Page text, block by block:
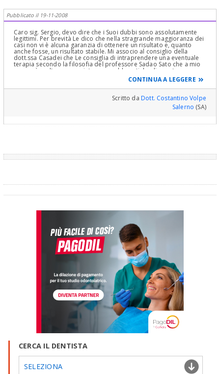
Pubblicato il 19-11-2008
Caro sig. Sergio, devo dire che i Suoi dubbi sono assolutamente
legittimi. Per brevità Le dico che nella stragrande maggioranza dei
casi non vi è alcuna garanzia di ottenere un risultato e, quanto
anche fosse, un risultato stabile. Mi associo al consiglio della
dott.ssa Casadei che Le consiglia di intraprendere una eventuale
terapia secondo la filosofia del professore Sadao Sato che a mio
parere è molto appropriata per problematiche di questo genere .
Le consiglio, però, di abbandonare l'idea di un impegno irrilevante
in quanto tempi e sacrifici sono impegnativi.CONTINUA A LEGGERE
Scritto daDott. Costantino Volpe
Salerno (SA)
CERCA IL DENTISTA
SELEZIONA